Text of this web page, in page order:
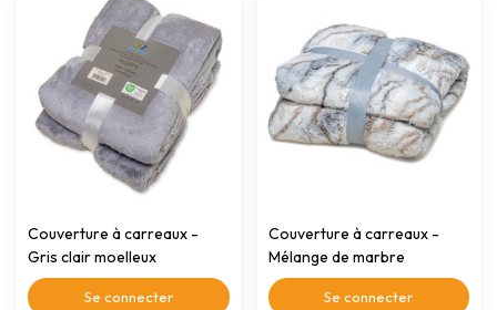
Couverture à carreaux -
Gris clair moelleux
150x200cm
Se connecter
Couverture à carreaux -
Mélange de marbre
150x200cm
Se connecter